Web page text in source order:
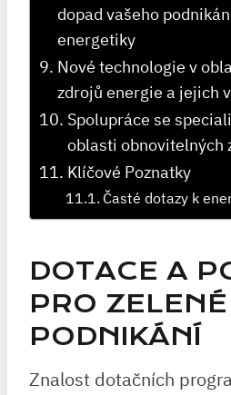
dopad vašeho
energetiky
Nové technologie v
zdrojů energie a jejich
Spolupráce se
oblasti obnovitelných
Klíčové Poznatky
Časté dotazy k
DOTACE A
PRO ZELENÉ
PODNIKÁNÍ
Znalost dotačních